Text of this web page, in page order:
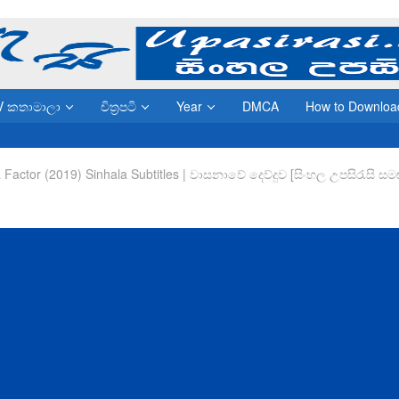
කතාමාලා චිත්‍රපටි Year DMCA How to
Factor (2019) Sinhala Subtitles | වාසනාවේ දෙව්දුව [සිංහල උපසිරැසි